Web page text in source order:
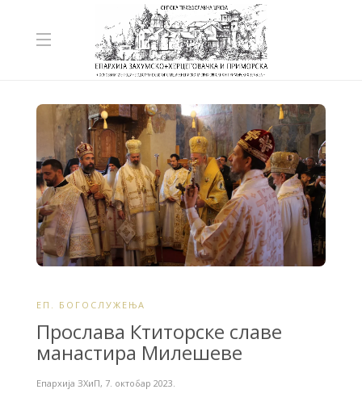
ЕП. БОГОСЛУЖЕЊА
Прослава Ктиторске славе
манастира Милешеве
Епархија ЗХиП, 7. октобар 2023.